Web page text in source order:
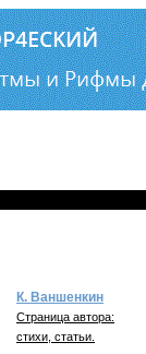
К. Ваншенкин
Страница автора:
стихи, статьи.